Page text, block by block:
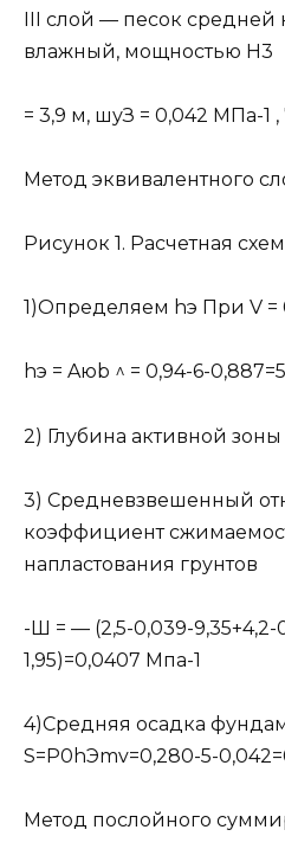
III слой — песок средней
влажный, мощностью Н3
= 3,9 м, шуЗ = 0,042 МПа-1 ,
Метод эквивалентного
Рисунок 1. Расчетная
1)Определяем hэ При V =
hэ = Aюb ^ = 0,94-6-
2) Глубина активной зоны
3) Средневзвешенный
коэффициент
напластования грунтов
-Ш = — (2,5-0,039-9,35+4,2-
1,95)=0,0407 Мпа-1
4)Средняя осадка
S=P0hЭmv=0,280-5-
Метод послойного